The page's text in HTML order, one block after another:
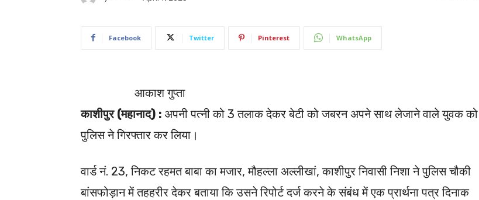
Facebook Twitter Pinterest WhatsApp
आकाश गुप्ता
काशीपुर (महानाद) : अपनी पत्नी को 3 तलाक देकर बेटी को जबरन अपने साथ लेजाने वाले युवक को
पुलिस ने गिरफ्तार कर लिया।
वार्ड नं. 23, निकट रहमत बाबा का मजार, मौहल्ला अल्लीखां, काशीपुर निवासी निशा ने पुलिस चौकी
बांसफोड़ान में तहहरीर देकर बताया कि उसने रिपोर्ट दर्ज करने के संबंध में एक प्रार्थना पत्र दिनाक